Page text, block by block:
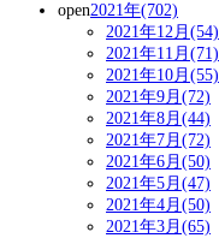
open2021年(702)
2021年12月(54)
2021年11月(71)
2021年10月(55)
2021年9月(72)
2021年8月(44)
2021年7月(72)
2021年6月(50)
2021年5月(47)
2021年4月(50)
2021年3月(65)